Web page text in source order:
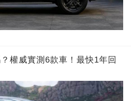
權威實測6款車！最快1年回